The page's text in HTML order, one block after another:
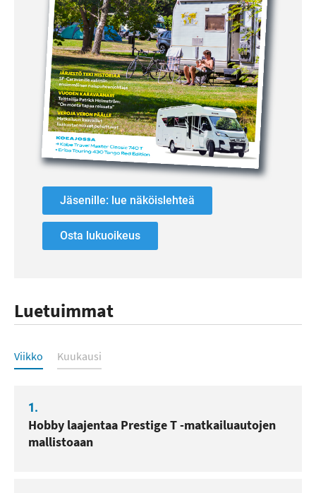
Jäsenille: lue näköislehteä
Osta lukuoikeus
Luetuimmat
Luetuimmat
Viikko Kuukausi
1.
Hobby laajentaa Prestige T -matkailuautojen
mallistoaan